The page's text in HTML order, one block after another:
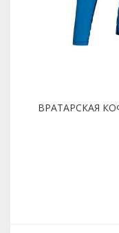
ВРАТАРСКАЯ